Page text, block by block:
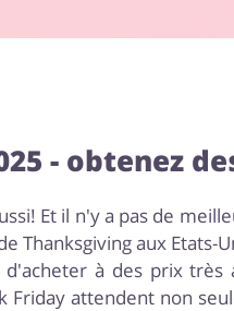
- obtenez
Et il n'y a pas de
Thanksgiving aux
à des prix
Friday attendent non